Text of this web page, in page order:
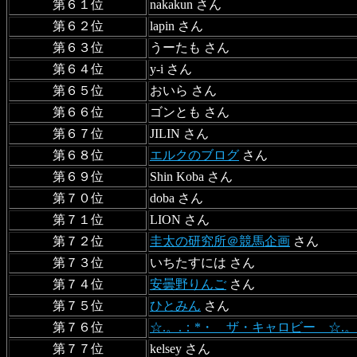
第６１位
nakakun さん
第６２位
lapin さん
第６３位
うーたも さん
第６４位
y-i さん
第６５位
おいら さん
第６６位
ゴンとも さん
第６７位
JILIN さん
第６８位
エルクのブログ さん
第６９位
Shin Koba さん
第７０位
doba さん
第７１位
LION さん
第７２位
圭太の研究所＠競馬企画 さん
第７３位
いちたすには さん
第７４位
安曇野りんご さん
第７５位
ひとみん さん
第７６位
☆.。.：*・ ザ・キャロビー ☆.。
第７７位
kelsey さん